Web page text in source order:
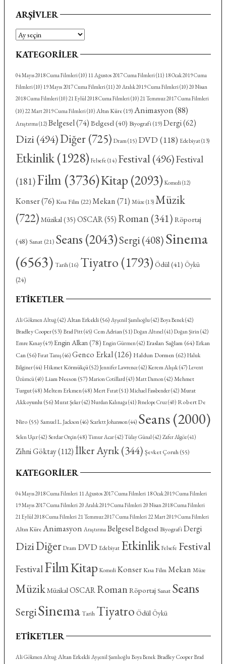
ARŞIVLER
Arşivler
KATEGORILER
04 Mayıs 2018 Cuma Filmleri (10) 11 Ağustos 2017 Cuma Filmleri (11) 18 Ocak 2019 Cuma
Filmleri (10) 19 Mayıs 2017 Cuma Filmleri (11) 20 Aralık 2019 Cuma Filmleri (10) 20 Nisan
2018 Cuma Filmleri (10) 21 Eylül 2018 Cuma Filmleri (10) 21 Temmuz 2017 Cuma Filmleri
(10) 22 Mart 2019 Cuma Filmleri (10) Altın Küre(19) Animasyon(88)
Araştırma (12) Belgesel(74) Belgesel (40) Biyografi(19) Dergi(62)
Dizi(494)Diğer(725) Dram (15) DVD (118) Edebiyat(13)
Etkinlik(1928) Felsefe (14) Festival (496)Festival
(181)Film (3736)Kitap (2093) Komedi (12)
Konser(76) Kısa Film(22) Mekan(71) Müze (13) Müzik
(722) Müzikal(35) OSCAR(55) Roman(341) Röportaj
(48) Sanat(21) Seans (2043)Sergi(408)Sinema
(6563) Tarih(16) Tiyatro (1793) Ödül (41) Öykü
(24)
ETIKETLER
Ali Gökmen Altuğ(42) Altan Erkekli(56) Ayşenil Şamlıoğlu (42) Boya Benek(42)
Bradley Cooper(53) Brad Pitt(45) Cem Adrian(51) Doğan Altınel (41) Doğan Şirin (42)
Emre Kınay(49) Engin Alkan(78) Engin Gürmen (42) Eraslan Sağlam(64) Erkan
Can(56) Fırat Tanış(46) Genco Erkal(126) Haldun Dormen(62) Haluk
Bilginer(44) Hikmet Körmükçü(52) Jennifer Lawrence(42) Kerem Alışık (47) Levent
Üzümcü (40) Liam Neeson(57) Marion Cotillard (43) Matt Damon (42) Mehmet
Turgut(48) Meltem Erkmen (48) Mert Fırat(51) Michael Fassbender(42) Murat
Akkoyunlu(56) Murat Şeker(42) Nurdan Kalınağa (41) Penelope Cruz(40) Robert De
Niro (55) Samuel L. Jackson (46) Scarlett Johansson (44) Seans(2000)
Selen Uçer(42) Serdar Orçin (48) Timur Acar(42) Tülay Günal (42) Zafer Algöz(41)
Zihni Göktay(112)İlker Ayrık(344) Şevket Çoruh(55)
KATEGORILER
04 Mayıs 2018 Cuma Filmleri 11 Ağustos 2017 Cuma Filmleri 18 Ocak 2019 Cuma Filmleri
19 Mayıs 2017 Cuma Filmleri 20 Aralık 2019 Cuma Filmleri 20 Nisan 2018 Cuma Filmleri
21 Eylül 2018 Cuma Filmleri 21 Temmuz 2017 Cuma Filmleri 22 Mart 2019 Cuma Filmleri
Altın Küre Animasyon Araştırma BelgeselBelgesel Biyografi Dergi
DiziDiğer Dram DVD Edebiyat Etkinlik Felsefe Festival
FestivalFilmKitap Komedi Konser Kısa Film Mekan Müze
MüzikMüzikalOSCAR RomanRöportaj Sanat Seans
SergiSinema Tarih Tiyatro Ödül Öykü
ETIKETLER
Ali Gökmen Altuğ Altan Erkekli Ayşenil Şamlıoğlu Boya Benek Bradley Cooper Brad